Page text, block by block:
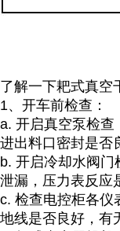
了解一下耙式真空
1、开车前检查：
a. 开启真空泵检查
进出料口密封是否
b. 开启冷却水阀门
泄漏，压力表反应
c. 检查电控柜各仪
地线是否良好，有